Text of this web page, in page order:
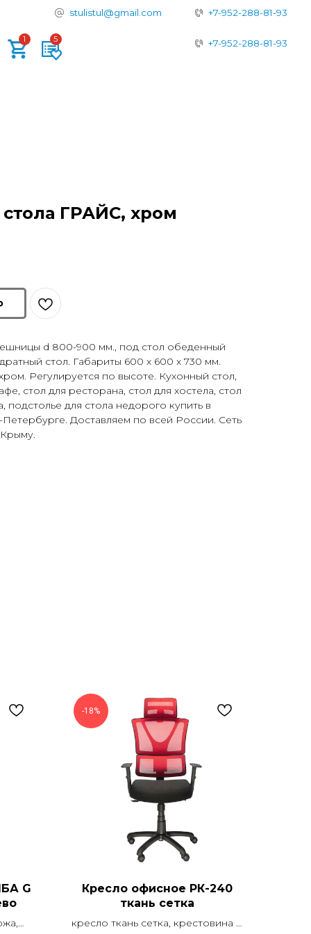
+7-952-288-81-93
stulistul@gmail.com
ГРАЙС, хром
d 800-900 мм., под стол обеденный
стол. Габариты 600 x 600 x 730 мм.
Регулируется по высоте. Кухонный стол,
стол для ресторана, стол для хостела, стол
подстолье для стола недорого купить в
Доставляем по всей России. Сеть
G
-18%
Кресло офисное РК-240
ткань сетка
кресло ткань сетка, крестовина d